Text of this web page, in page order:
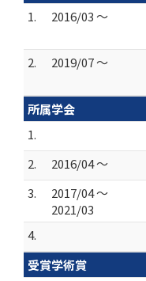
1.
2016/03 ～
2.
2019/07 ～
所属学会
1.
2.
2016/04 ～
3.
2017/04 ～
2021/03
4.
受賞学術賞